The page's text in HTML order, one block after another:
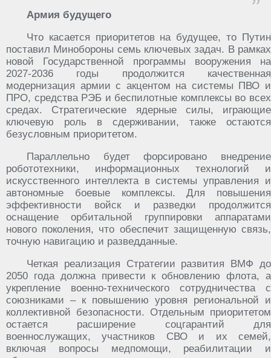
Армия будущего
Что касается приоритетов на будущее, то Путин
поставил Минобороны семь ключевых задач. В рамках
новой Государственной программы вооружения на
2027-2036 годы продолжится качественная
модернизация армии с акцентом на системы ПВО и
ПРО, средства РЭБ и беспилотные комплексы во всех
средах. Стратегические ядерные силы, играющие
ключевую роль в сдерживании, также остаются
безусловным приоритетом.
Параллельно будет форсировано внедрение
робототехники, информационных технологий и
искусственного интеллекта в системы управления и
автономные боевые комплексы. Для повышения
эффективности войск и разведки продолжится
оснащение орбитальной группировки аппаратами
нового поколения, что обеспечит защищенную связь,
точную навигацию и разведданные.
Четкая реализация Стратегии развития ВМФ до
2050 года должна привести к обновлению флота, а
укрепление военно-технического сотрудничества с
союзниками – к повышению уровня региональной и
коллективной безопасности. Отдельным приоритетом
остается расширение соцгарантий для
военнослужащих, участников СВО и их семей,
включая вопросы медпомощи, реабилитации и